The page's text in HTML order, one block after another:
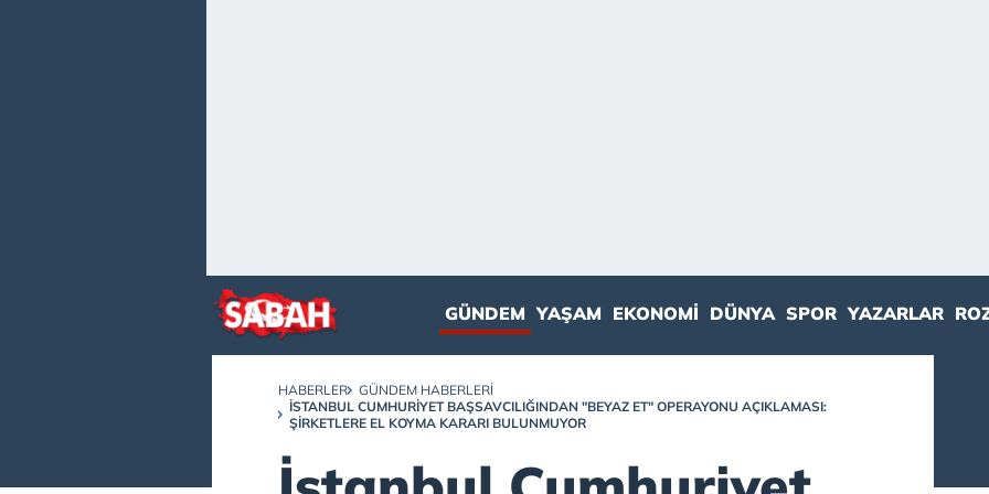
GÜNDEM YAŞAM EKONOMI DÜNYA SPOR YAZARLAR
HABERLER
GÜNDEM HABERLERI
İSTANBUL CUMHURIYET BAŞSAVCILIĞINDAN "BEYAZ ET" OPERAYONU AÇIKLAMASI:
ŞIRKETLERE EL KOYMA KARARI BULUNMUYOR